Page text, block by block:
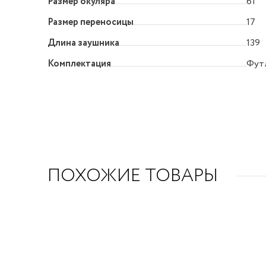
Размер переносицы
17
Длина заушника
139
Комплектация
ПОХОЖИЕ ТОВАРЫ